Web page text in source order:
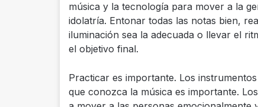
música y la tecnología para mover a la
idolatría. Entonar todas las notas bien,
iluminación sea la adecuada o llevar el
el objetivo final.
Practicar es importante. Los
que conozca la música es importante.